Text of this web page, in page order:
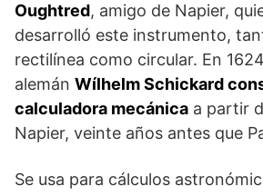
Oughtred, amigo de Napier,
desarrolló este instrumento,
rectilínea como circular. En
alemán Wílhelm Schickard
calculadora mecánica a partir
Napier, veinte años antes que
Se usa para cálculos